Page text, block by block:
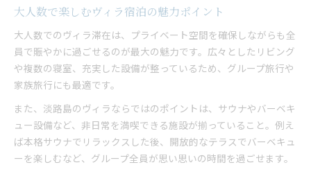
大人数で満喫する非日常ヴィラ体験の魅力
ヴィラ選びで重視したい快適ポイント
サウナ・バーベキュー設備充実の選び方
グループ旅行で後悔しないヴィラ活用術
淡路島ヴィラで叶える特別な過ごし方提案
水風呂温度も自在なヴィラの楽しみ方
ヴィラで自在に楽しむ水風呂温度の魅力
サウナと水風呂の温度調整を体験しよう
大人数でも快適なヴィラの水風呂設備
大人数で楽しむヴィラ宿泊の魅力ポイント
大人数でのヴィラ滞在は、プライベート空間を確保しながらも全
員で賑やかに過ごせるのが最大の魅力です。広々としたリビング
や複数の寝室、充実した設備が整っているため、グループ旅行や
家族旅行にも最適です。
また、淡路島のヴィラならではのポイントは、サウナやバーベキ
ュー設備など、非日常を満喫できる施設が揃っていること。例え
ば本格サウナでリラックスした後、開放的なテラスでバーベキュ
ーを楽しむなど、グループ全員が思い思いの時間を過ごせます。